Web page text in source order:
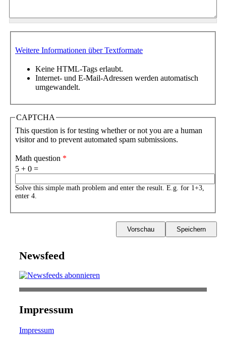
Weitere Informationen über Textformate
Keine HTML-Tags erlaubt.
Internet- und E-Mail-Adressen werden automatisch
umgewandelt.
CAPTCHA
This question is for testing whether or not you are a human
visitor and to prevent automated spam submissions.
Math question *
5 + 0 =
Solve this simple math problem and enter the result. E.g. for 1+3,
enter 4.
Newsfeed
Impressum
Impressum